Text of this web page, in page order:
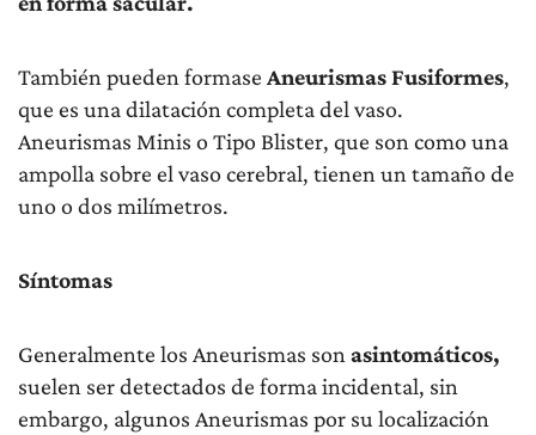
También pueden formase Aneurismas Fusiformes,
que es una dilatación completa del vaso.
Aneurismas Minis o Tipo Blister, que son como una
ampolla sobre el vaso cerebral, tienen un tamaño de
uno o dos milímetros.
Síntomas
Generalmente los Aneurismas son asintomáticos,
suelen ser detectados de forma incidental, sin
embargo, algunos Aneurismas por su localización